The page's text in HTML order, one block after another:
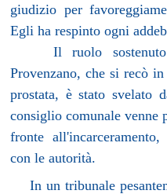
giudizio per
Egli ha respinto ogni
Il ruolo sostenuto
Provenzano, che si recò
prostata, è stato svelato
consiglio comunale venne
fronte
con le autorità.
In un tribunale